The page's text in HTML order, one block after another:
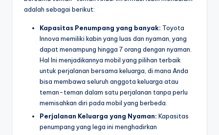
adalah sebagai berikut:
Kapasitas Penumpang yang banyak: Toyota
Innova memiliki kabin yang luas dan nyaman, yang
dapat menampung hingga 7 orang dengan nyaman.
Hal Ini menjadikannya mobil yang pilihan terbaik
untuk perjalanan bersama keluarga, di mana Anda
bisa membawa seluruh anggota keluarga atau
teman-teman dalam satu perjalanan tanpa perlu
memisahkan diri pada mobil yang berbeda.
Perjalanan Keluarga yang Nyaman: Kapasitas
penumpang yang lega ini menghadirkan